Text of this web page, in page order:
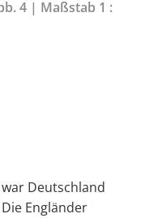
4 | Maßstab 1 :
Deutschland
Engländer